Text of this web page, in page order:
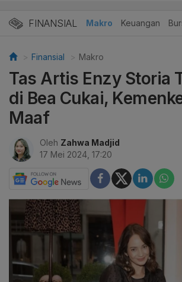
FINANSIAL Makro Keuangan
Finansial Makro
Tas Artis Enzy Storia
di Bea Cukai,
Maaf
Oleh Zahwa Madjid
17 Mei 2024, 17:20